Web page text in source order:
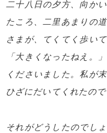
二十八日の夕方、向か
たころ、二里あまりの
さまが、てくてく歩い
「大きくなったねえ。
くださいました。私が
ひざにだいてくれたので
それがどうしたのでし